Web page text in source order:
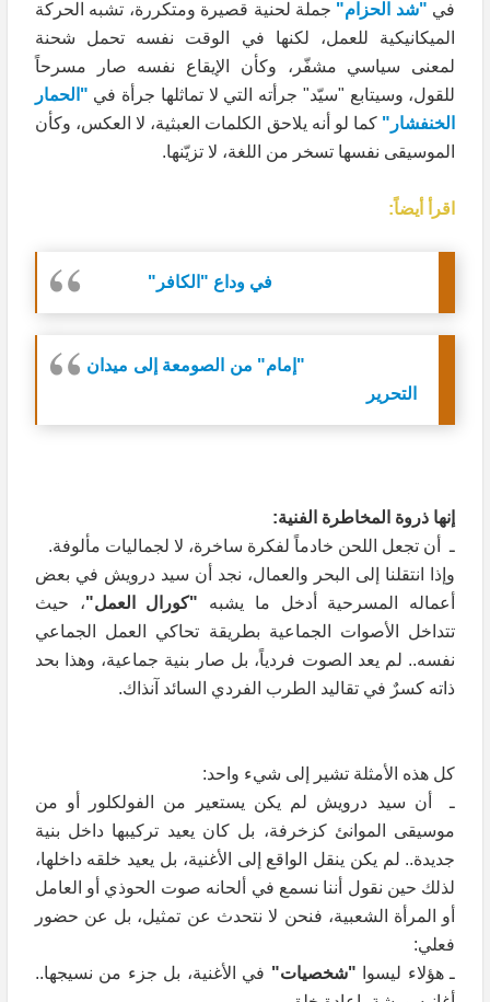
في "شد الحزام" جملة لحنية قصيرة ومتكررة، تشبه الحركة
الميكانيكية للعمل، لكنها في الوقت نفسه تحمل شحنة
لمعنى سياسي مشفّر، وكأن الإيقاع نفسه صار مسرحاً
للقول، وسيتابع "سيّد" جرأته التي لا تماثلها جرأة في "الحمار
الخنفشار" كما لو أنه يلاحق الكلمات العبثية، لا العكس، وكأن
الموسيقى نفسها تسخر من اللغة، لا تزيّنها.
اقرأ أيضاً:
في وداع "الكافر"
"إمام" من الصومعة إلى ميدان
التحرير
إنها ذروة المخاطرة الفنية:
ـ أن تجعل اللحن خادماً لفكرة ساخرة، لا لجماليات مألوفة.
وإذا انتقلنا إلى البحر والعمال، نجد أن سيد درويش في بعض
أعماله المسرحية أدخل ما يشبه "كورال العمل"، حيث
تتداخل الأصوات الجماعية بطريقة تحاكي العمل الجماعي
نفسه.. لم يعد الصوت فردياً، بل صار بنية جماعية، وهذا بحد
ذاته كسرٌ في تقاليد الطرب الفردي السائد آنذاك.
كل هذه الأمثلة تشير إلى شيء واحد:
ـ أن سيد درويش لم يكن يستعير من الفولكلور أو من
موسيقى الموانئ كزخرفة، بل كان يعيد تركيبها داخل بنية
جديدة.. لم يكن ينقل الواقع إلى الأغنية، بل يعيد خلقه داخلها،
لذلك حين نقول أننا نسمع في ألحانه صوت الحوذي أو العامل
أو المرأة الشعبية، فنحن لا نتحدث عن تمثيل، بل عن حضور
فعلي:
ـ هؤلاء ليسوا "شخصيات" في الأغنية، بل جزء من نسيجها..